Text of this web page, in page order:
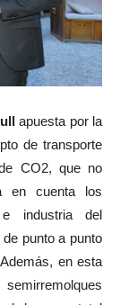
apuesta por la
de transporte
CO2, que no
en cuenta los
industria del
punto a punto
en esta